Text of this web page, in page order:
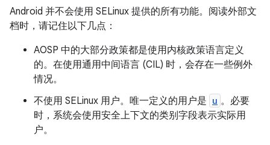
Android 并不会使用 SELinux 提供的所有功能。阅读外部文
档时，请记住以下几点：
AOSP 中的大部分政策都是使用内核政策语言定义
的。在使用通用中间语言 (CIL) 时，会存在一些例外
情况。
不使用 SELinux 用户。 唯一定义的用户是 u 。必要
时，系统会使用安全上下文的类别字段表示实际用
户。